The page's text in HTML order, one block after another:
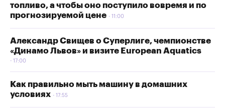
топливо, а чтобы оно поступило вовремя и по
прогнозируемой цене
11:00
Александр Свищев о Суперлиге, чемпионстве
«Динамо Львов» и визите European Aquatics
17:00
Как правильно мыть машину в домашних
условиях
17:55